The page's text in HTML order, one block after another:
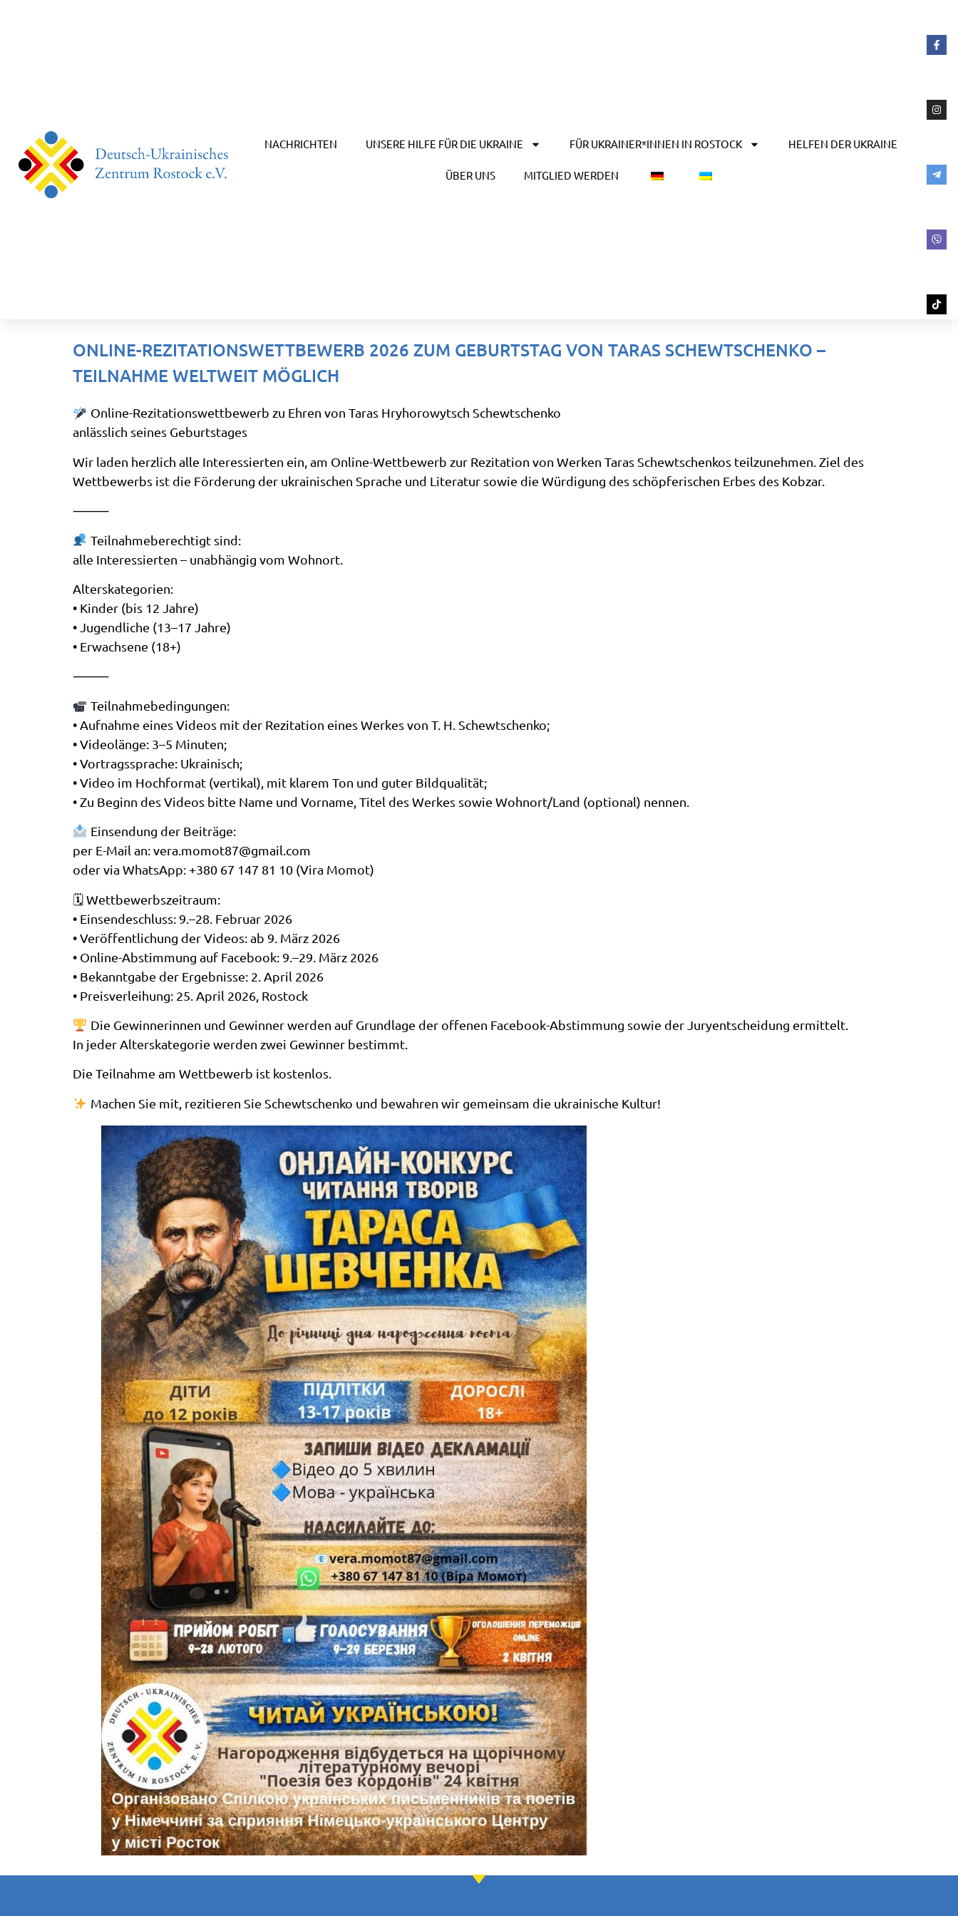
NACHRICHTEN UNSERE HILFE FÜR DIE UKRAINE FÜR UKRAINER*INNEN IN ROSTOCK HELFEN DER UKRAINE
ÜBER UNS MITGLIED WERDEN
ONLINE-REZITATIONSWETTBEWERB 2026 ZUM GEBURTSTAG VON TARAS SCHEWTSCHENKO –
TEILNAHME WELTWEIT MÖGLICH
Online-Rezitationswettbewerb zu Ehren von Taras Hryhorowytsch Schewtschenko
anlässlich seines Geburtstages
Wir laden herzlich alle Interessierten ein, am Online-Wettbewerb zur Rezitation von Werken Taras Schewtschenkos teilzunehmen. Ziel des
Wettbewerbs ist die Förderung der ukrainischen Sprache und Literatur sowie die Würdigung des schöpferischen Erbes des Kobzar.
⸻
Teilnahmeberechtigt sind:
alle Interessierten – unabhängig vom Wohnort.
Alterskategorien:
• Kinder (bis 12 Jahre)
• Jugendliche (13–17 Jahre)
• Erwachsene (18+)
⸻
Teilnahmebedingungen:
• Aufnahme eines Videos mit der Rezitation eines Werkes von T. H. Schewtschenko;
• Videolänge: 3–5 Minuten;
• Vortragssprache: Ukrainisch;
• Video im Hochformat (vertikal), mit klarem Ton und guter Bildqualität;
• Zu Beginn des Videos bitte Name und Vorname, Titel des Werkes sowie Wohnort/Land (optional) nennen.
Einsendung der Beiträge:
per E-Mail an: vera.momot87@gmail.com
oder via WhatsApp: +380 67 147 81 10 (Vira Momot)
🗓 Wettbewerbszeitraum:
• Einsendeschluss: 9.–28. Februar 2026
• Veröffentlichung der Videos: ab 9. März 2026
• Online-Abstimmung auf Facebook: 9.–29. März 2026
• Bekanntgabe der Ergebnisse: 2. April 2026
• Preisverleihung: 25. April 2026, Rostock
Die Gewinnerinnen und Gewinner werden auf Grundlage der offenen Facebook-Abstimmung sowie der Juryentscheidung ermittelt.
In jeder Alterskategorie werden zwei Gewinner bestimmt.
Die Teilnahme am Wettbewerb ist kostenlos.
Machen Sie mit, rezitieren Sie Schewtschenko und bewahren wir gemeinsam die ukrainische Kultur!